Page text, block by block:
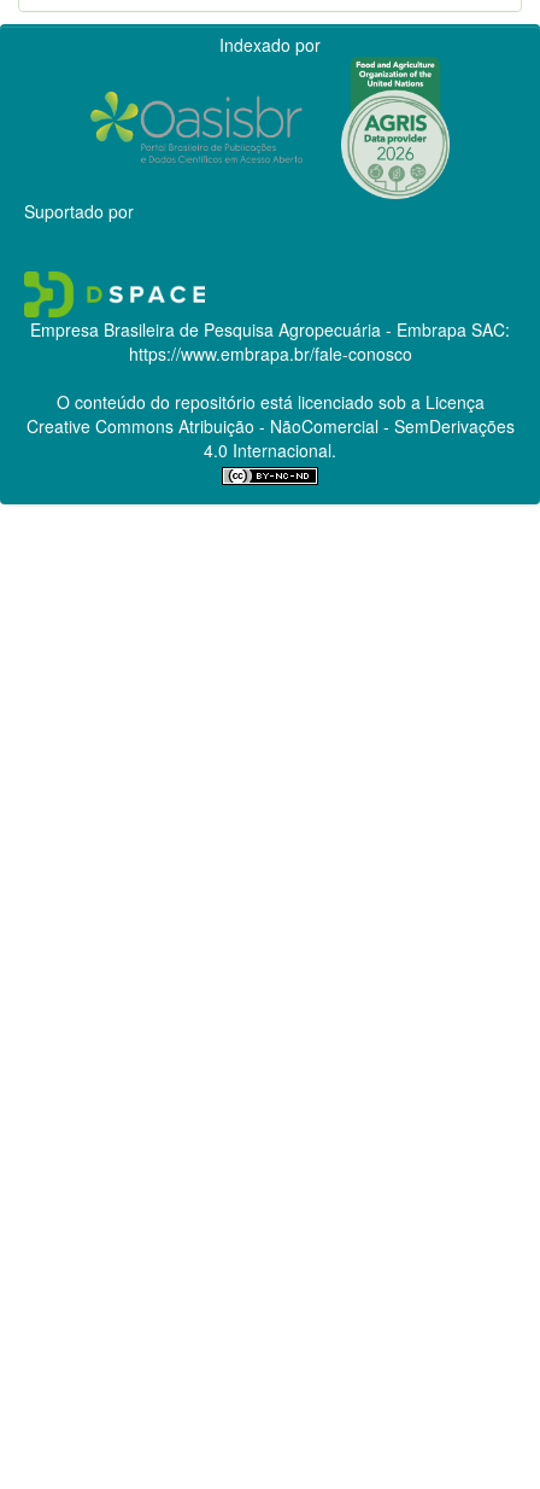
Indexado por
Suportado por
Empresa Brasileira de Pesquisa Agropecuária - Embrapa SAC:
https://www.embrapa.br/fale-conosco
O conteúdo do repositório está licenciado sob a Licença
Creative CommonsAtribuição - NãoComercial - SemDerivações
4.0 Internacional.